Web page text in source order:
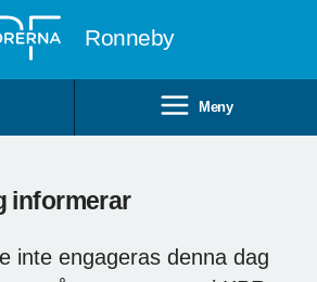
Ronneby
Meny
informerar
inte engageras denna dag